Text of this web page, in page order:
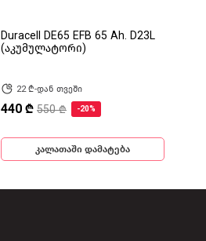
Duracell DE65 EFB 65 Ah. D23L
(აკუმულატორი)
22 ₾-დან თვეში
440 ₾ 550 ₾ -20%
კალათაში დამატება